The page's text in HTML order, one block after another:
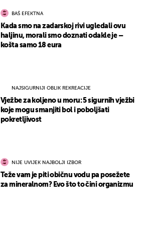
BAŠ EFEKTNA
Kada smo na zadarskoj rivi ugledali ovu
haljinu, morali smo doznati odakle je –
košta samo 18 eura
NAJSIGURNIJI OBLIK REKREACIJE
Vježbe za koljeno u moru: 5 sigurnih vježbi
koje mogu smanjiti bol i poboljšati
pokretljivost
NIJE UVIJEK NAJBOLJI IZBOR
Teže vam je piti običnu vodu pa posežete
za mineralnom? Evo što to čini organizmu